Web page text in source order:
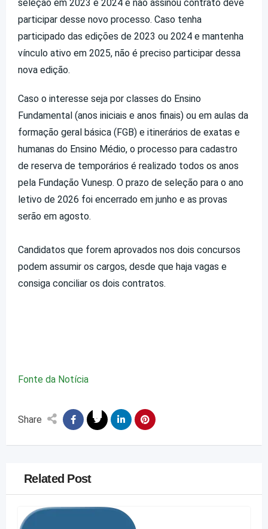
seleção em 2023 e 2024 e não assinou contrato deve
participar desse novo processo. Caso tenha
participado das edições de 2023 ou 2024 e mantenha
vínculo ativo em 2025, não é preciso participar dessa
nova edição.
Caso o interesse seja por classes do Ensino
Fundamental (anos iniciais e anos finais) ou em aulas da
formação geral básica (FGB) e itinerários de exatas e
humanas do Ensino Médio, o processo para cadastro
de reserva de temporários é realizado todos os anos
pela Fundação Vunesp. O prazo de seleção para o ano
letivo de 2026 foi encerrado em junho e as provas
serão em agosto.
Candidatos que forem aprovados nos dois concursos
podem assumir os cargos, desde que haja vagas e
consiga conciliar os dois contratos.
Fonte da Notícia
Share
Related Post